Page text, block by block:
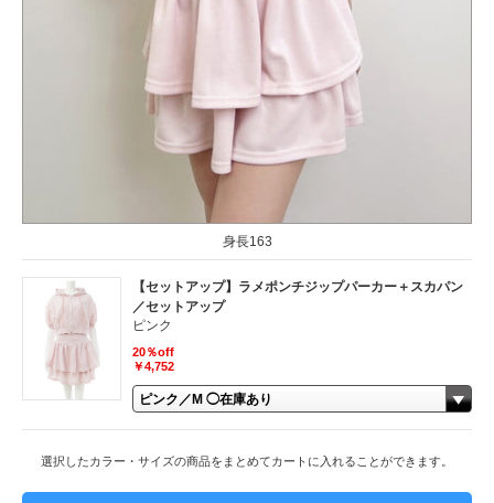
身長163
【セットアップ】ラメポンチジップパーカー＋スカパン
／セットアップ
ピンク
20％off
￥4,752
選択したカラー・サイズの商品をまとめてカートに入れることができます。